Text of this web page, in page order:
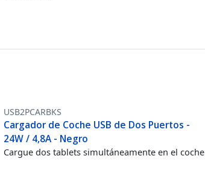
USB2PCARBKS
Cargador de Coche USB de Dos Puertos -
24W / 4,8A - Negro
Cargue dos tablets simultáneamente en el coche